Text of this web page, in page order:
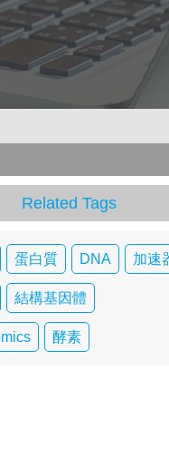
Related Tags
蛋白質 DNA 加速
結構基因體
酵素